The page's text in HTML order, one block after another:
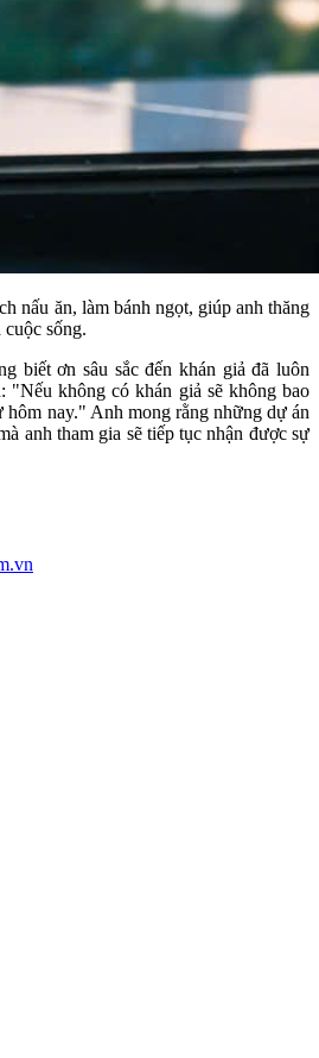
nấu ăn, làm bánh ngọt, giúp anh thăng
sống.
biết ơn sâu sắc đến khán giả đã luôn
"Nếu không có khán giả sẽ không bao
nay." Anh mong rằng những dự án
anh tham gia sẽ tiếp tục nhận được sự